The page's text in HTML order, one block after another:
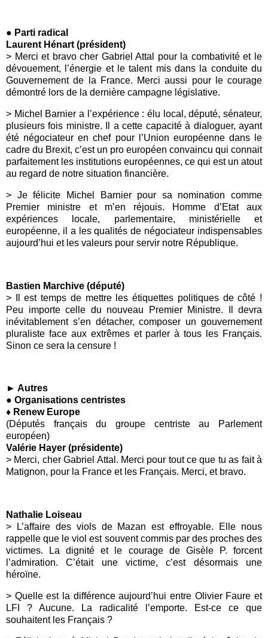
● Parti radical
Laurent Hénart (président)
> Merci et bravo cher Gabriel Attal pour la combativité et le
dévouement, l’énergie et le talent mis dans la conduite du
Gouvernement de la France. Merci aussi pour le courage
démontré lors de la dernière campagne législative.
> Michel Barnier a l’expérience : élu local, député, sénateur,
plusieurs fois ministre. Il a cette capacité à dialoguer, ayant
été négociateur en chef pour l’Union européenne dans le
cadre du Brexit, c’est un pro européen convaincu qui connait
parfaitement les institutions européennes, ce qui est un atout
au regard de notre situation financière.
> Je félicite Michel Barnier pour sa nomination comme
Premier ministre et m’en réjouis. Homme d’Etat aux
expériences locale, parlementaire, ministérielle et
européenne, il a les qualités de négociateur indispensables
aujourd’hui et les valeurs pour servir notre République.
Bastien Marchive (député)
> Il est temps de mettre les étiquettes politiques de côté !
Peu importe celle du nouveau Premier Ministre. Il devra
inévitablement s’en détacher, composer un gouvernement
pluraliste face aux extrêmes et parler à tous les Français.
Sinon ce sera la censure !
► Autres
● Organisations centristes
♦ Renew Europe
(Députés français du groupe centriste au Parlement
européen)
Valérie Hayer (présidente)
> Merci, cher Gabriel Attal. Merci pour tout ce que tu as fait à
Matignon, pour la France et les Français. Merci, et bravo.
Nathalie Loiseau
> L’affaire des viols de Mazan est effroyable. Elle nous
rappelle que le viol est souvent commis par des proches des
victimes. La dignité et le courage de Gisèle P. forcent
l’admiration. C’était une victime, c’est désormais une
héroïne.
> Quelle est la différence aujourd’hui entre Olivier Faure et
LFI ? Aucune. La radicalité l’emporte. Est-ce ce que
souhaitent les Français ?